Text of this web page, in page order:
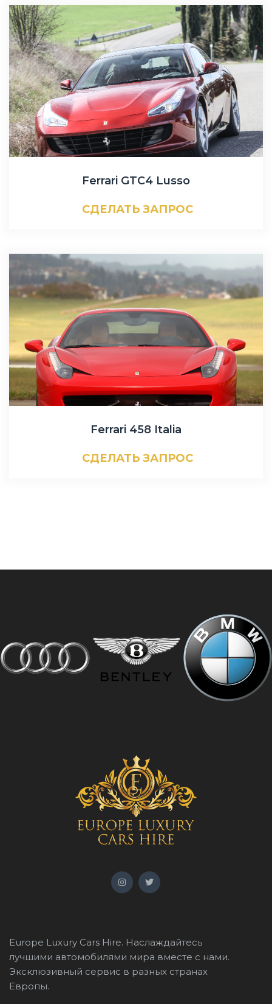
Ferrari GTC4 Lusso
СДЕЛАТЬ ЗАПРОС
Ferrari 458 Italia
СДЕЛАТЬ ЗАПРОС
Europe Luxury Cars Hire. Наслаждайтесь
лучшими автомобилями мира вместе с нами.
Эксклюзивный сервис в разных странах
Европы.